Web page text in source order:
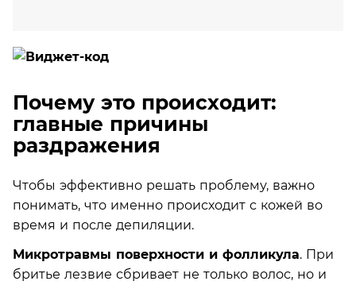
Почему это происходит:
главные причины
раздражения
Чтобы эффективно решать проблему, важно
понимать, что именно происходит с кожей во
время и после депиляции.
Микротравмы поверхности и фолликула. При
бритье лезвие сбривает не только волос, но и